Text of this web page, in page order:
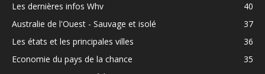
Les dernières infos Whv
40
Australie de l'Ouest - Sauvage et isolé
37
Les états et les principales villes
36
Economie du pays de la chance
35